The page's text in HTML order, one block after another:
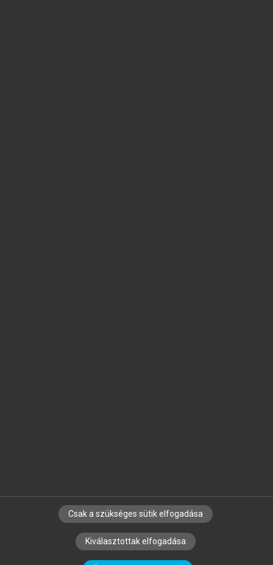
SZERZŐKNEK CÉGEKNEK KÖNYVTÁROSOKNAK
SZERKESZTÉSI ÉS LEKTORÁLÁSI ALAPELVEK
Csak a szükséges sütik elfogadása
Kiválasztottak elfogadása